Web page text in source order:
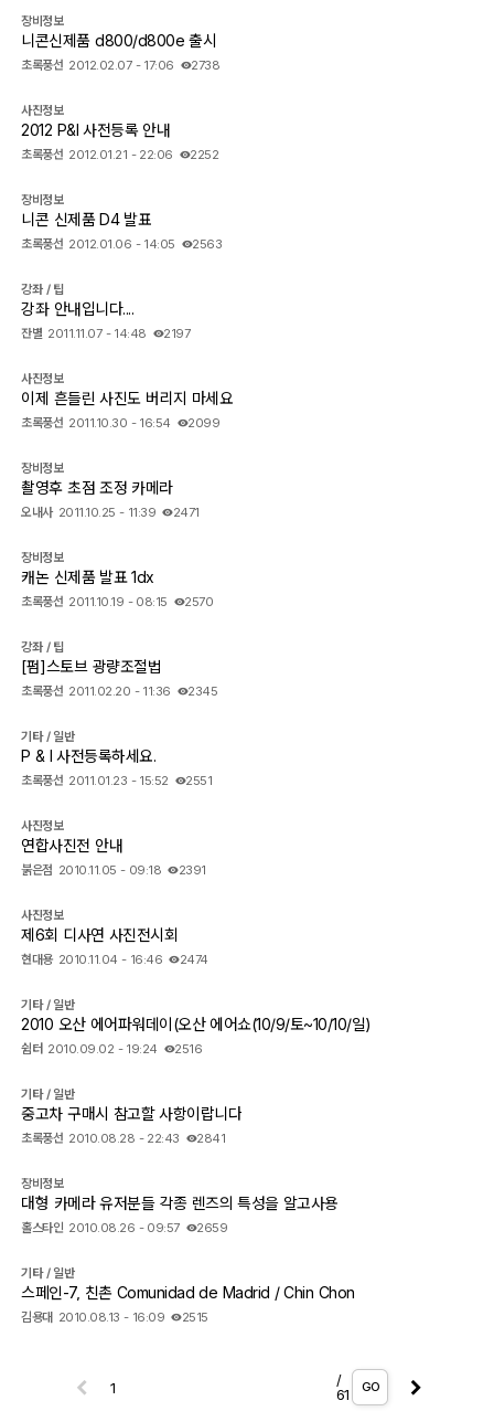
장비정보
니콘신제품 d800/d800e 출시
초록풍선 2012.02.07 - 17:06 2738
사진정보
2012 P&I 사전등록 안내
초록풍선 2012.01.21 - 22:06 2252
장비정보
니콘 신제품 D4 발표
초록풍선 2012.01.06 - 14:05 2563
강좌 / 팁
강좌 안내입니다....
잔별 2011.11.07 - 14:48 2197
사진정보
이제 흔들린 사진도 버리지 마세요
초록풍선 2011.10.30 - 16:54 2099
장비정보
촬영후 초점 조정 카메라
오내사 2011.10.25 - 11:39 2471
장비정보
캐논 신제품 발표 1dx
초록풍선 2011.10.19 - 08:15 2570
강좌 / 팁
[펌]스토브 광량조절법
초록풍선 2011.02.20 - 11:36 2345
기타 / 일반
P & I 사전등록하세요.
초록풍선 2011.01.23 - 15:52 2551
사진정보
연합사진전 안내
붉은점 2010.11.05 - 09:18 2391
사진정보
제6회 디사연 사진전시회
현대용 2010.11.04 - 16:46 2474
기타 / 일반
2010 오산 에어파워데이(오산 에어쇼(10/9/토~10/10/일)
쉼터 2010.09.02 - 19:24 2516
기타 / 일반
중고차 구매시 참고할 사항이랍니다
초록풍선 2010.08.28 - 22:43 2841
장비정보
대형 카메라 유저분들 각종 렌즈의 특성을 알고사용
홀스타인 2010.08.26 - 09:57 2659
기타 / 일반
스페인-7, 친촌 Comunidad de Madrid / Chin Chon
김용대 2010.08.13 - 16:09 2515
/
61
GO